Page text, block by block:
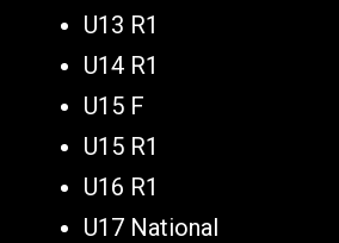
U13 R1
U14 R1
U15 F
U15 R1
U16 R1
U17 National